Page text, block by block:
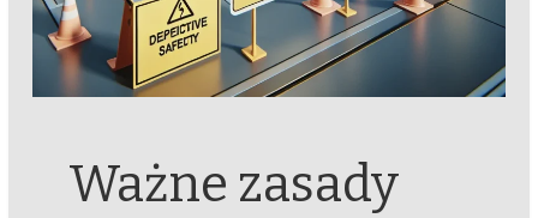
Ważne zasady